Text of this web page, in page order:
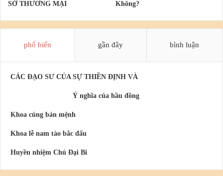
SỞ THƯƠNG MẠI Không?
phổ biến gần đây bình luận
CÁC ĐẠO SƯ CỦA SỰ THIỀN ĐỊNH VÀ
Ý nghĩa của hầu đồng
Khoa cúng bản mệnh
Khoa lễ nam tào bắc đẩu
Huyền nhiệm Chú Đại Bi